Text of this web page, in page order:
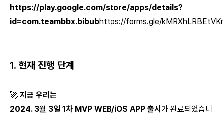
https://play.google.com/store/apps/details?
id=com.teambbx.bibubhttps://forms.gle/
1. 현재 진행 단계
🚀 지금 우리는
2024. 3월 3일 1차 MVP WEB/iOS APP 출시 가 완료되었습니